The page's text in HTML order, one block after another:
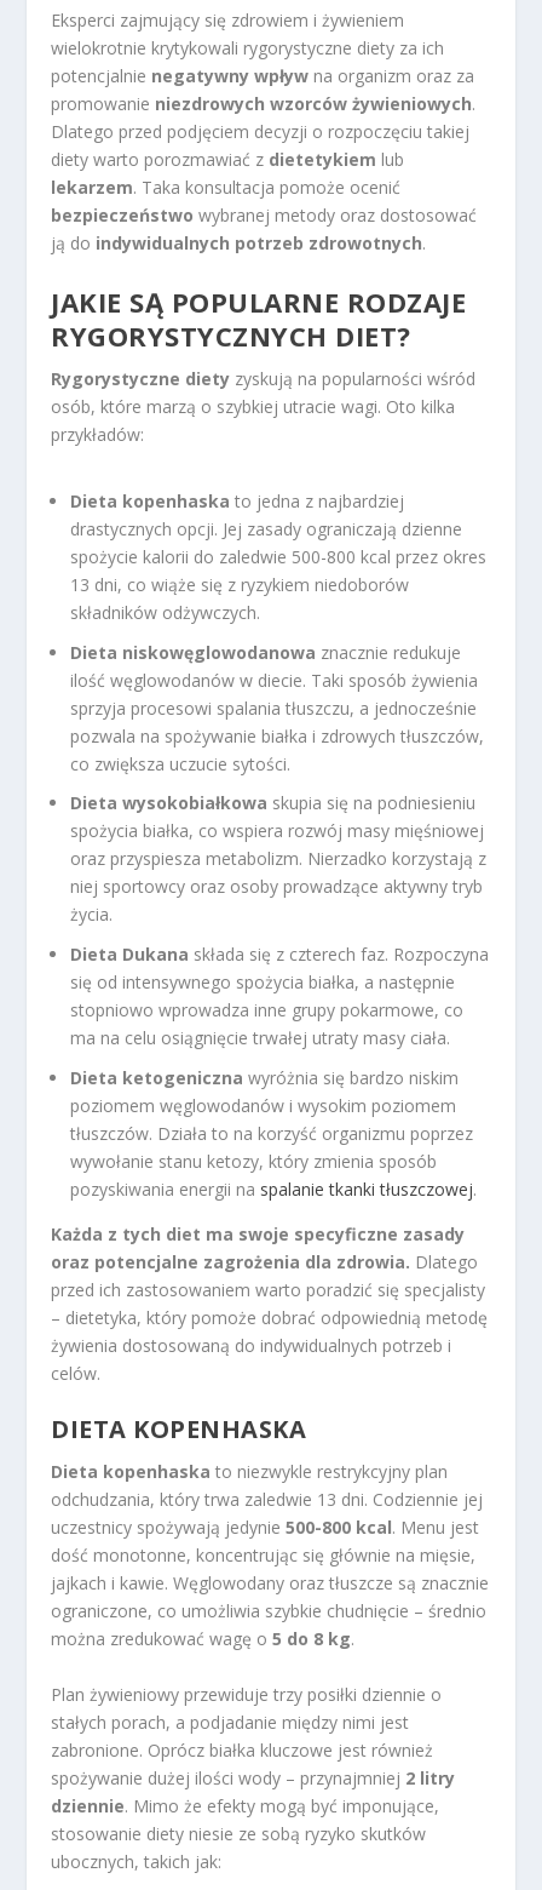
Eksperci zajmujący się zdrowiem i żywieniem
wielokrotnie krytykowali rygorystyczne diety za ich
potencjalnie negatywny wpływ na organizm oraz za
promowanie niezdrowych wzorców żywieniowych.
Dlatego przed podjęciem decyzji o rozpoczęciu takiej
diety warto porozmawiać z dietetykiem lub
lekarzem. Taka konsultacja pomoże ocenić
bezpieczeństwo wybranej metody oraz dostosować
ją do indywidualnych potrzeb zdrowotnych.
JAKIE SĄ POPULARNE RODZAJE
RYGORYSTYCZNYCH DIET?
Rygorystyczne diety zyskują na popularności wśród
osób, które marzą o szybkiej utracie wagi. Oto kilka
przykładów:
Dieta kopenhaska to jedna z najbardziej
drastycznych opcji. Jej zasady ograniczają dzienne
spożycie kalorii do zaledwie 500-800 kcal przez okres
13 dni, co wiąże się z ryzykiem niedoborów
składników odżywczych.
Dieta niskowęglowodanowa znacznie redukuje
ilość węglowodanów w diecie. Taki sposób żywienia
sprzyja procesowi spalania tłuszczu, a jednocześnie
pozwala na spożywanie białka i zdrowych tłuszczów,
co zwiększa uczucie sytości.
Dieta wysokobiałkowa skupia się na podniesieniu
spożycia białka, co wspiera rozwój masy mięśniowej
oraz przyspiesza metabolizm. Nierzadko korzystają z
niej sportowcy oraz osoby prowadzące aktywny tryb
życia.
Dieta Dukana składa się z czterech faz. Rozpoczyna
się od intensywnego spożycia białka, a następnie
stopniowo wprowadza inne grupy pokarmowe, co
ma na celu osiągnięcie trwałej utraty masy ciała.
Dieta ketogeniczna wyróżnia się bardzo niskim
poziomem węglowodanów i wysokim poziomem
tłuszczów. Działa to na korzyść organizmu poprzez
wywołanie stanu ketozy, który zmienia sposób
pozyskiwania energii na spalanie tkanki tłuszczowej.
Każda z tych diet ma swoje specyficzne zasady
oraz potencjalne zagrożenia dla zdrowia. Dlatego
przed ich zastosowaniem warto poradzić się specjalisty
– dietetyka, który pomoże dobrać odpowiednią metodę
żywienia dostosowaną do indywidualnych potrzeb i
celów.
DIETA KOPENHASKA
Dieta kopenhaska to niezwykle restrykcyjny plan
odchudzania, który trwa zaledwie 13 dni. Codziennie jej
uczestnicy spożywają jedynie500-800 kcal. Menu jest
dość monotonne, koncentrując się głównie na mięsie,
jajkach i kawie. Węglowodany oraz tłuszcze są znacznie
ograniczone, co umożliwia szybkie chudnięcie – średnio
można zredukować wagę o5 do 8 kg.
Plan żywieniowy przewiduje trzy posiłki dziennie o
stałych porach, a podjadanie między nimi jest
zabronione. Oprócz białka kluczowe jest również
spożywanie dużej ilości wody – przynajmniej 2 litry
dziennie. Mimo że efekty mogą być imponujące,
stosowanie diety niesie ze sobą ryzyko skutków
ubocznych, takich jak: